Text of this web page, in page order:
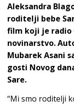
Aleksandra Blag
roditelji bebe
film koji je radio
novinarstvo.
Mubarek Asani
gosti Novog
Sare.
“Mi smo roditelji